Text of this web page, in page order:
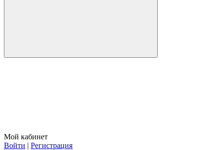
Мой кабинет
Войти | Регистрация